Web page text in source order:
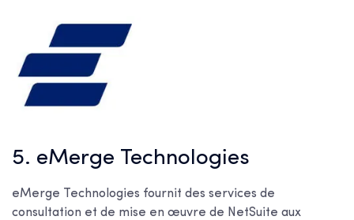
5. eMerge Technologies
eMerge Technologies fournit des services de
consultation et de mise en œuvre de NetSuite aux